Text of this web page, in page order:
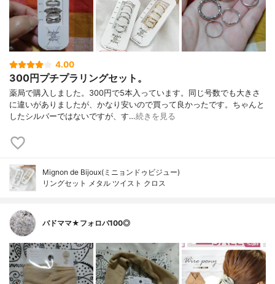
4.00
300円プチプラリングセット。
薬局で購入しました。300円で5本入っています。同じ号数でも大きさ
に違いがありましたが、かなり安いので買って良かったです。ちゃんと
したシルバーではないですが、す…続きを見る
Mignon de Bijoux(ミニョンドゥビジュー)
リングセット メタル ツイスト クロス
バドママ★フォロバ100◎